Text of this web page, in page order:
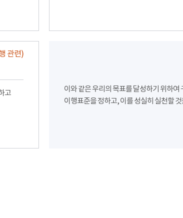
관련)
고
이와 같은 우리의 목표를 달성하기 위하여
이행표준을 정하고, 이를 성실히 실천할